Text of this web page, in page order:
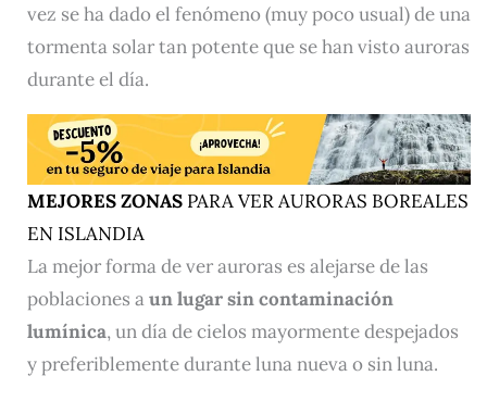
vez se ha dado el fenómeno (muy poco usual) de una
tormenta solar tan potente que se han visto auroras
durante el día.
MEJORES ZONAS PARA VER AURORAS BOREALES
EN ISLANDIA
La mejor forma de ver auroras es alejarse de las
poblaciones aun lugar sin contaminación
lumínica, un día de cielos mayormente despejados
y preferiblemente durante luna nueva o sin luna.